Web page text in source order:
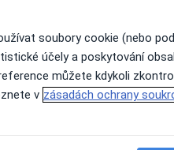
Zítra Ne
9 Srpen
Po
10
soubory cookie (nebo
účely a poskytování
můžete kdykoli
v zásadách ochrany